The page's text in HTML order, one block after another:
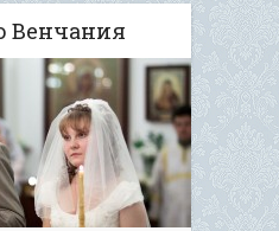
Венчания